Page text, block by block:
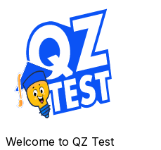
Welcome to QZ Test